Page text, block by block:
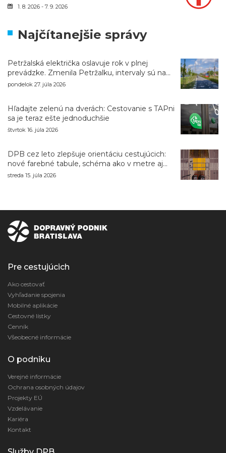
1. 8. 2026 - 7. 9. 2026
Najčítanejšie správy
Petržalská električka oslavuje rok v plnej
prevádzke. Zmenila Petržalku, intervaly sú na
úrovni metra
pondelok 27. júla 2026
Hľadajte zelenú na dverách: Cestovanie s TAPni
sa je teraz ešte jednoduchšie
štvrtok 16. júla 2026
DPB cez leto zlepšuje orientáciu cestujúcich:
nové farebné tabule, schéma ako v metre aj
navigácia pri výlukách
streda 15. júla 2026
Pre cestujúcich
Ako cestovať
Vyhľadanie spojenia
Mobilné aplikácie
Cestovné lístky
Cenník
Všeobecné informácie
O podniku
Verejné informácie
Ochrana osobných údajov
Projekty EÚ
Vzdelávanie
Kariéra
Kontakt